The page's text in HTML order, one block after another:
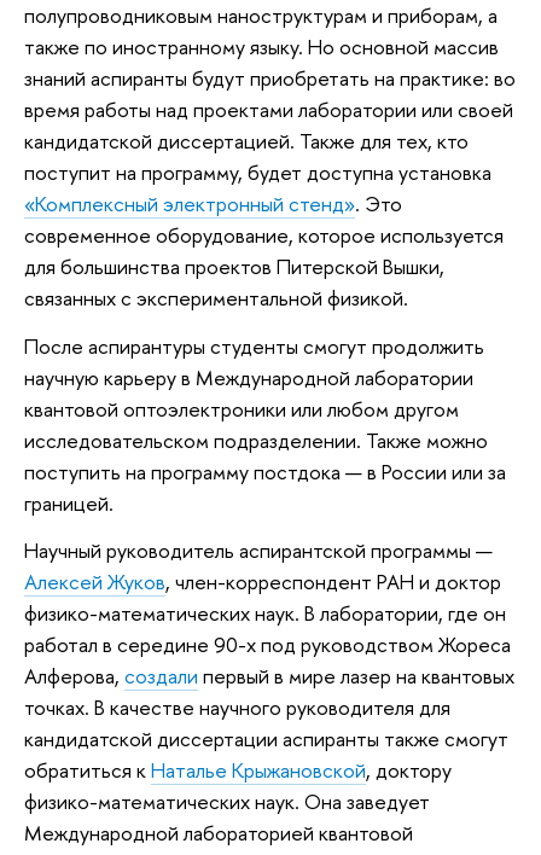
полупроводниковым наноструктурам и приборам, а
также по иностранному языку. Но основной массив
знаний аспиранты будут приобретать на практике: во
время работы над проектами лаборатории или своей
кандидатской диссертацией. Также для тех, кто
поступит на программу, будет доступна установка
«Комплексный электронный стенд». Это
современное оборудование, которое используется
для большинства проектов Питерской Вышки,
связанных с экспериментальной физикой.
После аспирантуры студенты смогут продолжить
научную карьеру в Международной лаборатории
квантовой оптоэлектроники или любом другом
исследовательском подразделении. Также можно
поступить на программу постдока — в России или за
границей.
Научный руководитель аспирантской программы —
Алексей Жуков, член-корреспондент РАН и доктор
физико-математических наук. В лаборатории, где он
работал в середине 90-х под руководством Жореса
Алферова, создали первый в мире лазер на квантовых
точках. В качестве научного руководителя для
кандидатской диссертации аспиранты также смогут
обратиться кНаталье Крыжановской, доктору
физико-математических наук. Она заведует
Международной лабораторией квантовой